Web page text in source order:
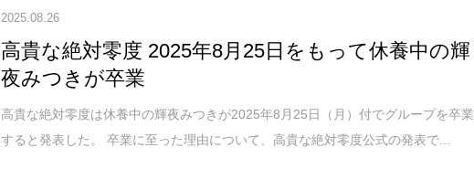
2025.08.26
高貴な絶対零度 2025年8月25日をもって休養中の輝
夜みつきが卒業
高貴な絶対零度は休養中の輝夜みつきが2025年8月25日（月）付でグループを卒業
すると発表した。 卒業に至った理由について、高貴な絶対零度公式の発表で...